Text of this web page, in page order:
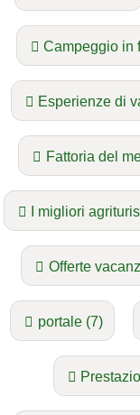
Campeggio in
Esperienze di
Fattoria del
I migliori
Offerte
portale (7)